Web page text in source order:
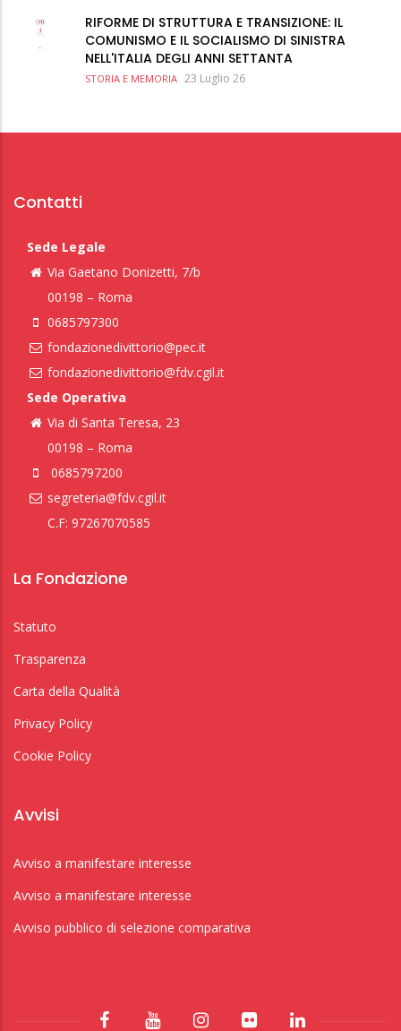
RIFORME DI STRUTTURA E TRANSIZIONE: IL
COMUNISMO E IL SOCIALISMO DI SINISTRA
NELL'ITALIA DEGLI ANNI SETTANTA
STORIA E MEMORIA 23 Luglio 26
Contatti
Sede Legale
Via Gaetano Donizetti, 7/b
00198 – Roma
0685797300
fondazionedivittorio@pec.it
fondazionedivittorio@fdv.cgil.it
Sede Operativa
Via di Santa Teresa, 23
00198 – Roma
0685797200
segreteria@fdv.cgil.it
C.F: 97267070585
La Fondazione
Statuto
Trasparenza
Carta della Qualità
Privacy Policy
Cookie Policy
Avvisi
Avviso a manifestare interesse
Avviso a manifestare interesse
Avviso pubblico di selezione comparativa